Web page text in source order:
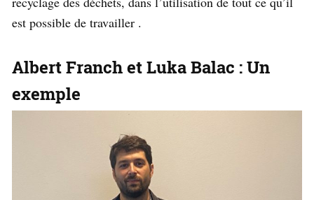
est possible de travailler .
Albert Franch et Luka Balac : Un
exemple